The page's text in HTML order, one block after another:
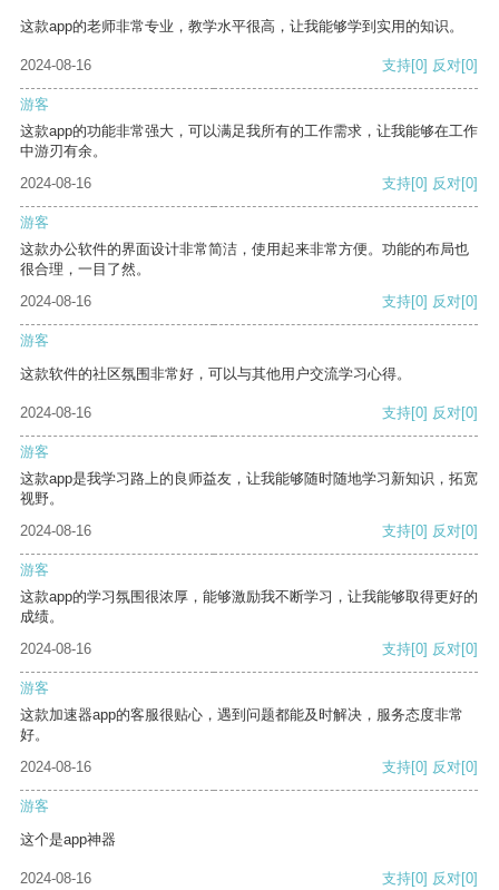
这款app的老师非常专业，教学水平很高，让我能够学到实用的知识。
2024-08-16 支持[0] 反对[0]
游客
这款app的功能非常强大，可以满足我所有的工作需求，让我能够在工作
中游刃有余。
2024-08-16
支持[0] 反对[0]
游客
这款办公软件的界面设计非常简洁，使用起来非常方便。功能的布局也
很合理，一目了然。
2024-08-16
支持[0] 反对[0]
游客
这款软件的社区氛围非常好，可以与其他用户交流学习心得。
2024-08-16 支持[0] 反对[0]
游客
这款app是我学习路上的良师益友，让我能够随时随地学习新知识，拓宽
视野。
2024-08-16
支持[0] 反对[0]
游客
这款app的学习氛围很浓厚，能够激励我不断学习，让我能够取得更好的
成绩。
2024-08-16
支持[0] 反对[0]
游客
这款加速器app的客服很贴心，遇到问题都能及时解决，服务态度非常
好。
2024-08-16
支持[0] 反对[0]
游客
这个是app神器
2024-08-16 支持[0] 反对[0]